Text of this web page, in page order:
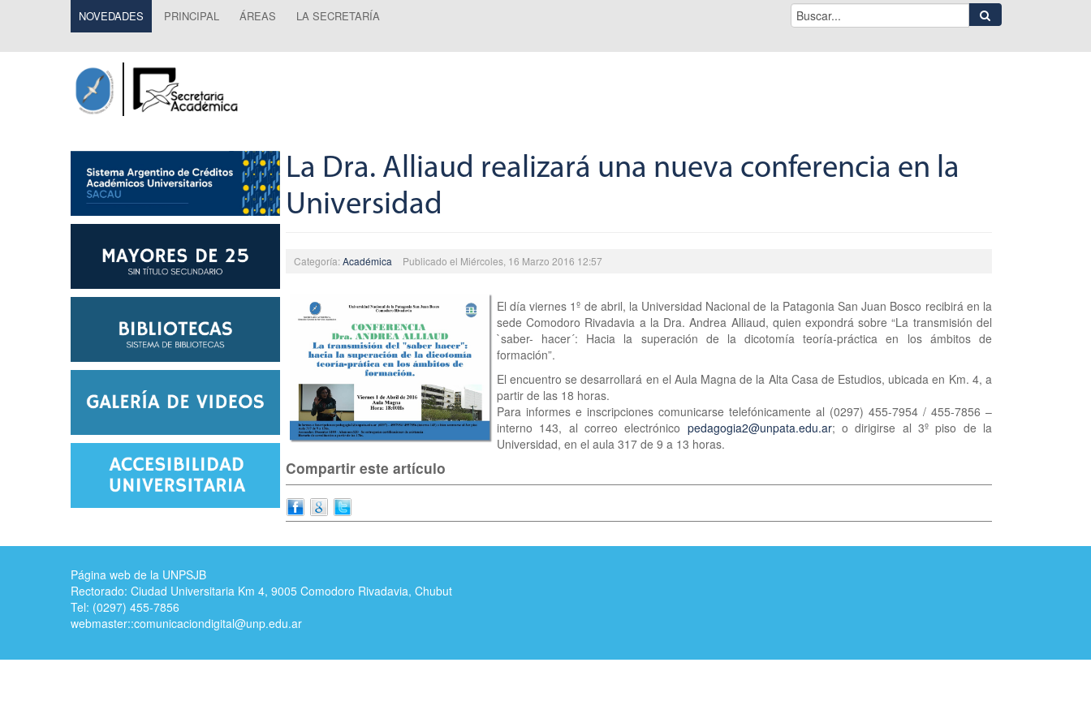
NOVEDADES PRINCIPAL ÁREAS LA SECRETARÍA
La Dra. Alliaud realizará una nueva conferencia en la
Universidad
Categoría:Académica Publicado el Miércoles, 16 Marzo 2016 12:57
El día viernes 1º de abril, la Universidad Nacional de la Patagonia San Juan Bosco recibirá en la
sede Comodoro Rivadavia a la Dra. Andrea Alliaud, quien expondrá sobre “La transmisión del
`saber- hacer´: Hacia la superación de la dicotomía teoría-práctica en los ámbitos de
formación”.
El encuentro se desarrollará en el Aula Magna de la Alta Casa de Estudios, ubicada en Km. 4, a
partir de las 18 horas.
Para informes e inscripciones comunicarse telefónicamente al (0297) 455-7954 / 455-7856 –
interno 143, al correo electrónico pedagogia2@unpata.edu.ar; o dirigirse al 3º piso de la
Universidad, en el aula 317 de 9 a 13 horas.
Compartir este artículo
Página web de la UNPSJB
Rectorado: Ciudad Universitaria Km 4, 9005 Comodoro Rivadavia, Chubut
Tel: (0297) 455-7856
webmaster::comunicaciondigital@unp.edu.ar